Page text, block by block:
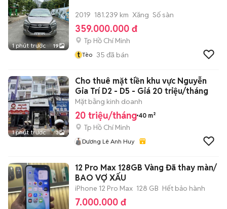
1 phút trước 19
2019 181.239 km Xăng Số sàn
359.000.000 đ
Tp Hồ Chí Minh
t Tèo 35 đã bán
1 phút trước 3
Cho thuê mặt tiền khu vực Nguyễn
Gia Trí D2 - D5 - Giá 20 triệu/tháng
Mặt bằng kinh doanh
20 triệu/tháng 40 m²
Tp Hồ Chí Minh
Dương Lê Anh Huy
12 Pro Max 128GB Vàng Đã thay màn/
BAO VỢ XẤU
iPhone 12 Pro Max 128 GB Hết bảo hành
7.000.000 đ